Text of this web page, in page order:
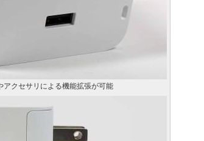
アクセサリによる機能拡張が可能